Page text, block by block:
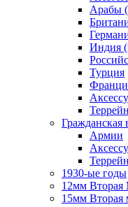
Арабы
Индия
Турция
Террейн
Гражданская
Армии
Террейн
1930-ые годы
12мм Вторая
15мм Вторая